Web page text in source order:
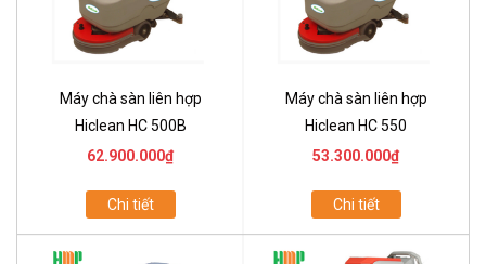
Máy chà sàn liên hợp
Hiclean HC 500B
62.900.000₫
Chi tiết
Máy chà sàn liên hợp
Hiclean HC 550
53.300.000₫
Chi tiết